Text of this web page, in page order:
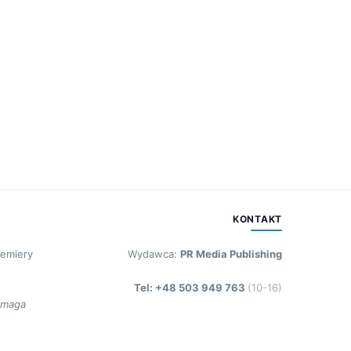
KONTAKT
Wydawca: PR Media Publishing
Tel: +48 503 949 763 (10-16)